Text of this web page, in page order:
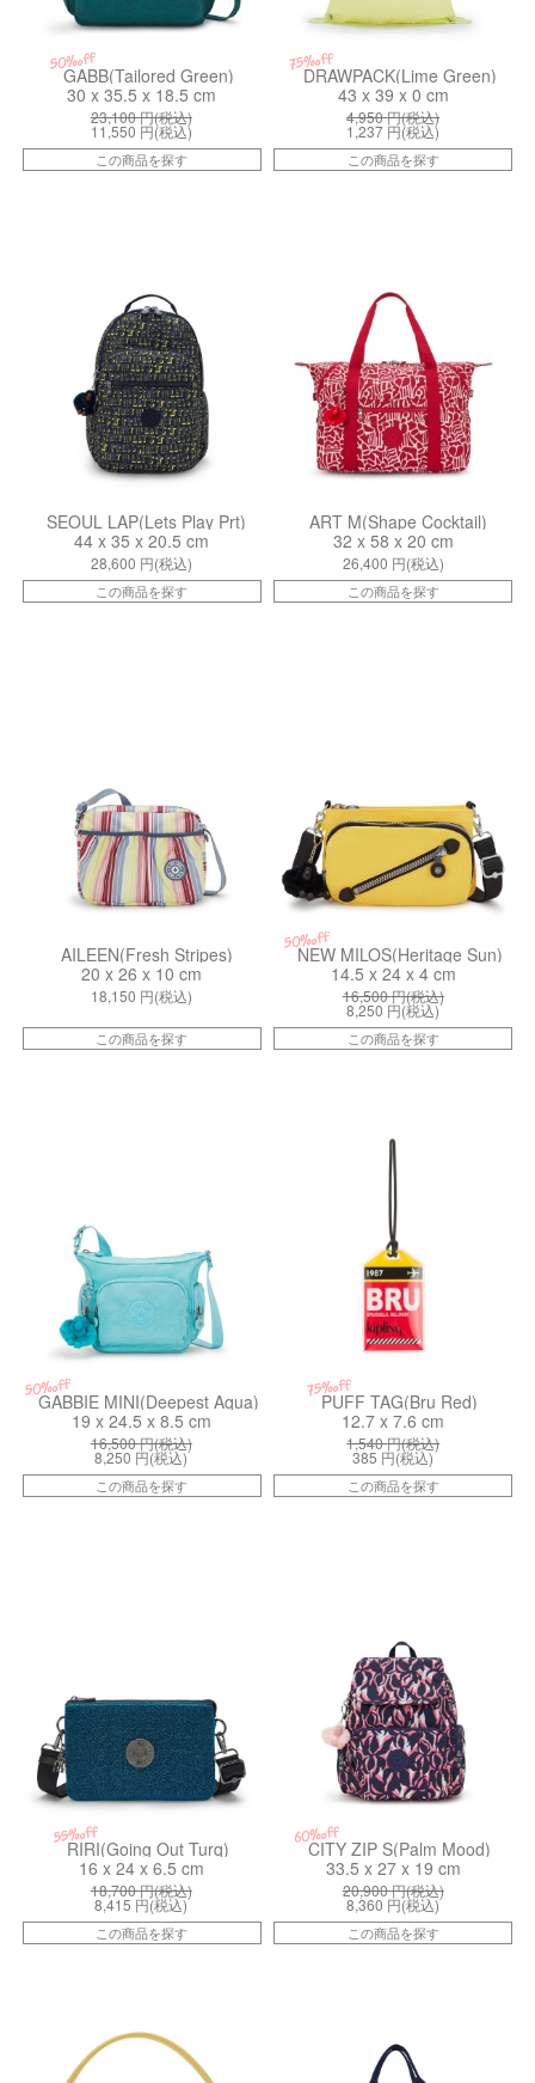
50%off
GABB(Tailored Green)
30 x 35.5 x 18.5 cm
23,100円(税込)
11,550 円(税込)
この商品を探す
75%off
DRAWPACK(Lime Green)
43 x 39 x 0 cm
4,950円(税込)
1,237 円(税込)
この商品を探す
SEOUL LAP(Lets Play Prt)
44 x 35 x 20.5 cm
28,600 円(税込)
この商品を探す
ART M(Shape Cocktail)
32 x 58 x 20 cm
26,400 円(税込)
この商品を探す
AILEEN(Fresh Stripes)
20 x 26 x 10 cm
18,150 円(税込)
この商品を探す
50%off
NEW MILOS(Heritage Sun)
14.5 x 24 x 4 cm
16,500円(税込)
8,250 円(税込)
この商品を探す
50%off
GABBIE MINI(Deepest Aqua)
19 x 24.5 x 8.5 cm
16,500円(税込)
8,250 円(税込)
この商品を探す
75%off
PUFF TAG(Bru Red)
12.7 x 7.6 cm
1,540円(税込)
385 円(税込)
この商品を探す
55%off
RIRI(Going Out Turq)
16 x 24 x 6.5 cm
18,700円(税込)
8,415 円(税込)
この商品を探す
60%off
CITY ZIP S(Palm Mood)
33.5 x 27 x 19 cm
20,900円(税込)
8,360 円(税込)
この商品を探す